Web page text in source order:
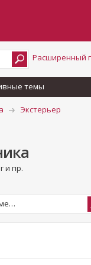
Расширенный
темы
Экстерьер
и пр.